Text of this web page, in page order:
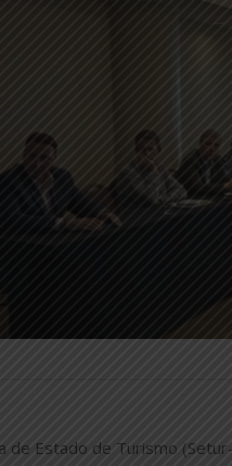
de Estado de Turismo